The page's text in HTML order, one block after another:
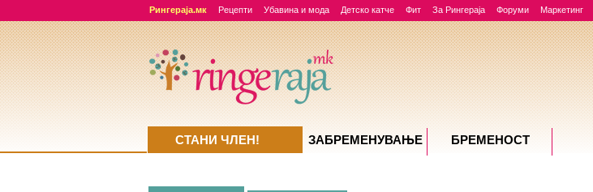
Рингераја.мк Рецепти Убавина и мода Детско катче Фит За Рингераја Форуми Маркетинг
СТАНИ ЧЛЕН! ЗАБРЕМЕНУВАЊE БРЕМЕНОСТ